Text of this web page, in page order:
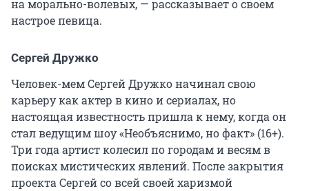
на морально-волевых, — рассказывает о своем
настрое певица.
Сергей Дружко
Человек-мем Сергей Дружко начинал свою
карьеру как актер в кино и сериалах, но
настоящая известность пришла к нему, когда он
стал ведущим шоу «Необъяснимо, но факт» (16+).
Три года артист колесил по городам и весям в
поисках мистических явлений. После закрытия
проекта Сергей со всей своей харизмой